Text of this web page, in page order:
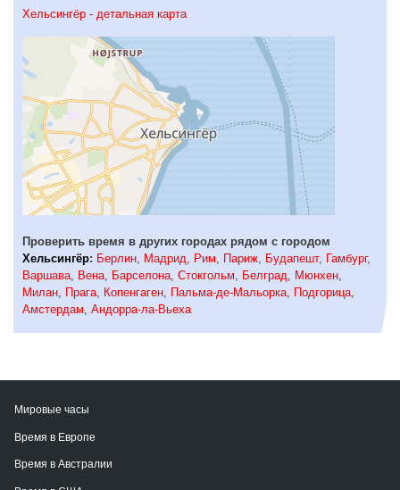
Хельсингёр - детальная карта
Проверить время в других городах рядом с городом
Хельсингёр: Берлин Мадрид Рим Париж Будапешт, Гамбург,
Варшава
Вена Барселона Стокгольм Белград Мюнхен
Милан
Прага Копенгаген Пальма-де-Мальорка Подгорица
Амстердам Андорра-ла-Вьеха
Мировые часы
Время в Европе
Время в Австралии